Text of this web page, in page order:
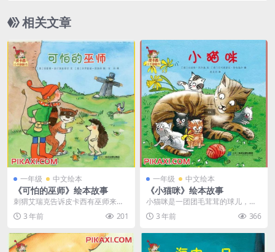
相关文章
一年级 中文绘本
《可怕的巫师》绘本故事
刺猬艾瑞克告诉皮卡西有巫师来到
了森林里。渐渐地，关于巫师的消
息传遍了整个森林，大...
3 年前 201
一年级 中文绘本
《小猫咪》绘本故事
小猫咪是一团团毛茸茸的球儿，他
们可爱又调皮，让你又爱又气。他
们笨拙地爬上爬下，在...
3 年前 366